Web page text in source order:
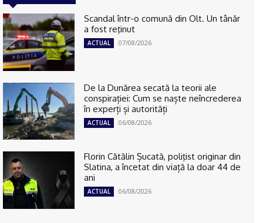
Scandal într-o comună din Olt. Un tânăr
a fost reţinut
ACTUAL 07/08/2026
De la Dunărea secată la teorii ale
conspirației: Cum se naște neîncrederea
în experți și autorități
ACTUAL 06/08/2026
Florin Cătălin Șucată, poliţist originar din
Slatina, a încetat din viață la doar 44 de
ani
ACTUAL 06/08/2026